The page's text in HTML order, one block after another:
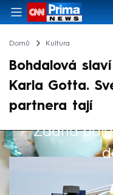
Domů Kultura
Bohdalová
Karla Gotta.
partnera tají
Žádná
Výběr redakce